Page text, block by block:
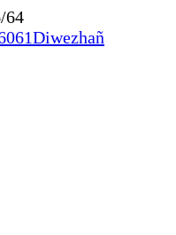
64
61Diwezhañ